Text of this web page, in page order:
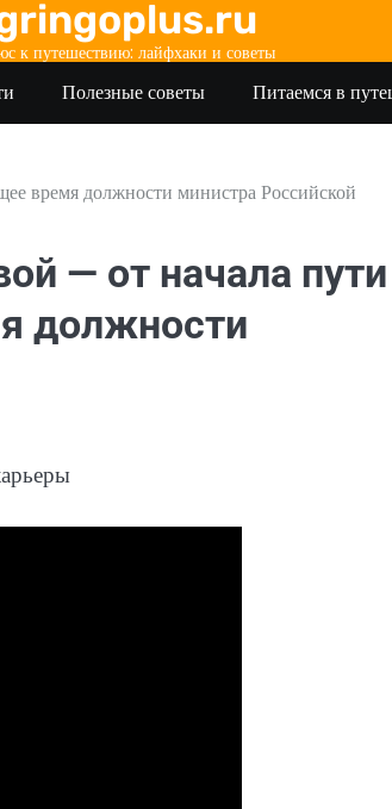
к путешествию: лайфхаки и советы
Полезные советы Питаемся в
время должности министра Российской
— от начала пути
должности